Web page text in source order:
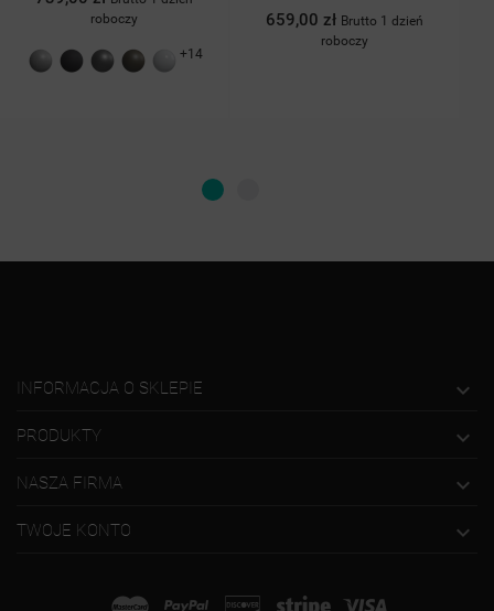
659,00 złBrutto 1 dzień
Omnires
799,00 złBrutto 1 dzień
INFORMACJA O SKLEPIE 
PRODUKTY 
NASZA FIRMA 
TWOJE KONTO 